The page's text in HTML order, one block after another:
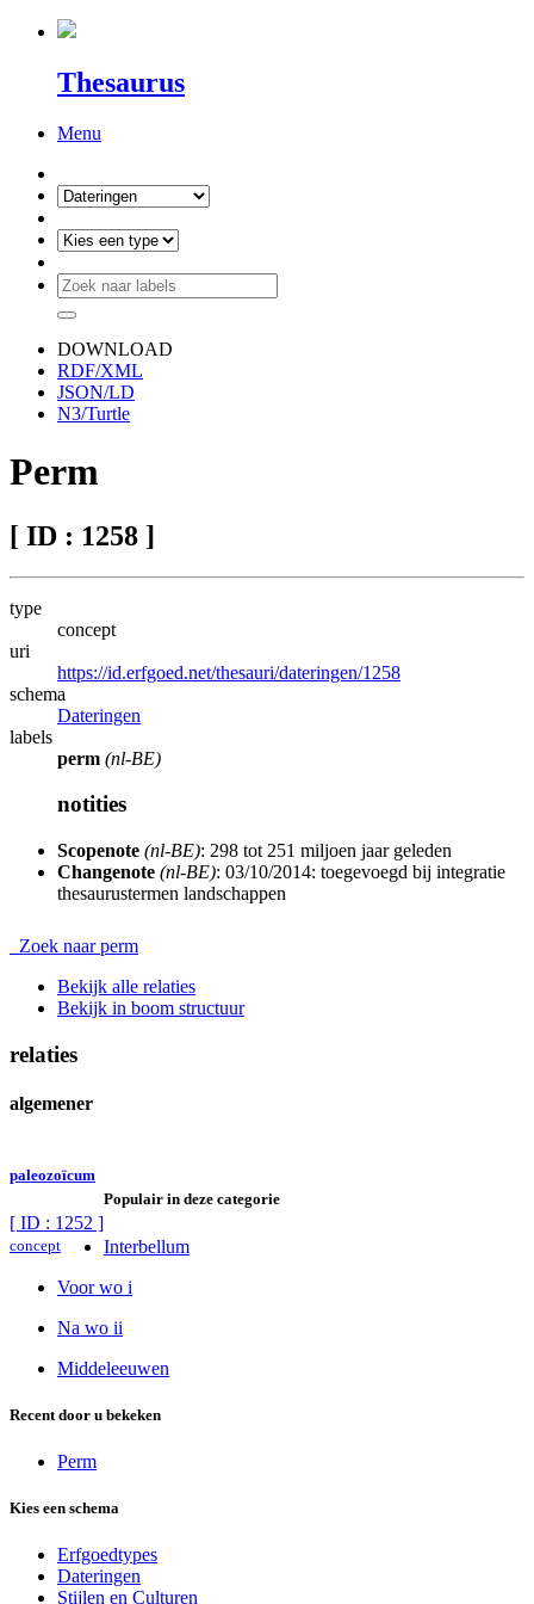
Thesaurus
Menu
DOWNLOAD
RDF/XML
JSON/LD
N3/Turtle
Perm
[ ID : 1258 ]
type
concept
uri
https://id.erfgoed.net/thesauri/dateringen/1258
schema
Dateringen
labels
perm (nl-BE)
notities
Scopenote (nl-BE): 298 tot 251 miljoen jaar geleden
Changenote (nl-BE): 03/10/2014: toegevoegd bij integratie
thesaurustermen landschappen
Zoek naar perm
Bekijk alle relaties
Bekijk in boom structuur
relaties
algemener
paleozoïcum
[ ID : 1252 ]
concept
Populair in deze categorie
Interbellum
Voor wo i
Na wo ii
Middeleeuwen
Recent door u bekeken
Perm
Kies een schema
Erfgoedtypes
Dateringen
Stijlen en Culturen